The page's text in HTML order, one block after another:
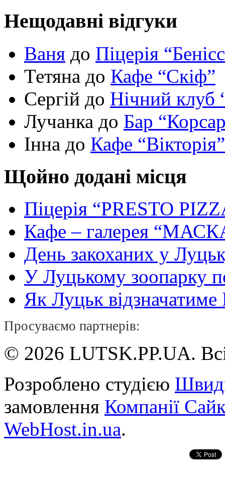
Нещодавні відгуки
Ваня до Піцерія
Тетяна до Кафе “Скіф”
Сергій до Нічний клуб
Лучанка до Бар
Інна до Кафе “Вікторія”
Щойно додані місця
Піцерія “PRESTO
Кафе – галерея
День закоханих у
У Луцькому зоопарку
Як Луцьк відзначатиме
Просуваємо партнерів:
© 2026 LUTSK.PP.UA.
Розроблено студією
замовлення Компанії
WebHost.in.ua.